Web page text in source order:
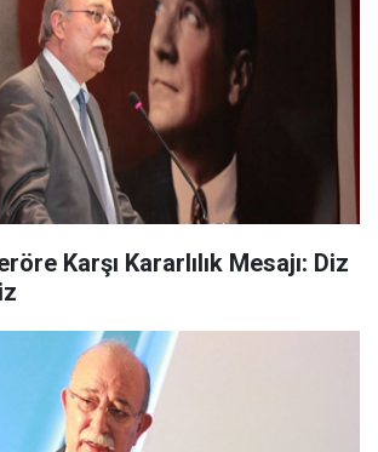
Karşı Kararlılık Mesajı: Diz